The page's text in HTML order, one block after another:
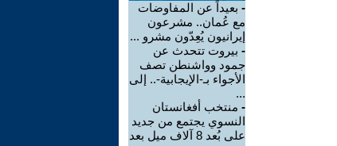
- بعيداً عن المفاوضات
مع عُمان.. مشرعون
إيرانيون يُعِدّون مشرو ...
- بيروت تتحدث عن
جمود وواشنطن تصف
الأجواء بـ-الإيجابية-.. إلى
...
- منتخب أفغانستان
النسوي يجتمع من جديد
على بُعد 8 آلاف ميل بعد